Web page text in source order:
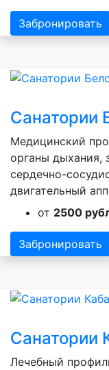
Забронировать
Санатории
Медицинский
органы дыхания,
сердечно-
двигательный
от 2500
Забронировать
Санатории
Лечебный